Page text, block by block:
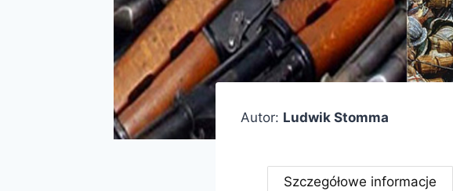
Autor: Ludwik Stomma
Szczegółowe informacje